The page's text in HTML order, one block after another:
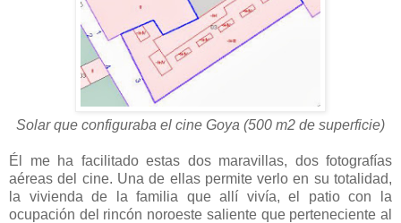
Solar que configuraba el cine Goya (500 m2 de superficie)
Él me ha facilitado estas dos maravillas, dos fotografías
aéreas del cine. Una de ellas permite verlo en su totalidad,
la vivienda de la familia que allí vivía, el patio con la
ocupación del rincón noroeste saliente que perteneciente al